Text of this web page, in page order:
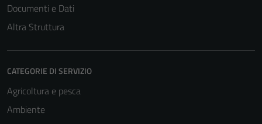
Documenti e Dati
Altra Struttura
CATEGORIE DI SERVIZIO
Agricoltura e pesca
Ambiente